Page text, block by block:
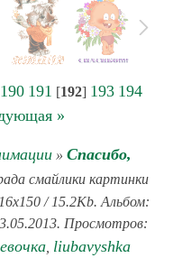
190 191 [192] 193 194
»
» Спасибо,
смайлики картинки
/ 15.2Kb. Альбом:
Просмотров:
, liubavyshka